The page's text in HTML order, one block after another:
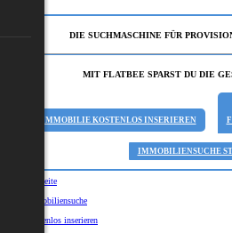
DIE SUCHMASCHINE FÜR
MIT FLATBEE SPARST DU DIE
IMMOBILIE KOSTENLOS INSERIEREN
IMMOBILIENSUCHE
Startseite
Immobiliensuche
Kostenlos inserieren